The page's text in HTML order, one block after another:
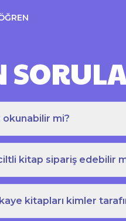
mi?
kitap sipariş edebilir
kitapları kimler